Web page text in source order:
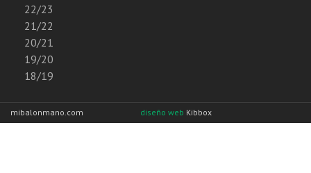
22/23
21/22
20/21
19/20
18/19
mibalonmano.com diseño web Kibbox